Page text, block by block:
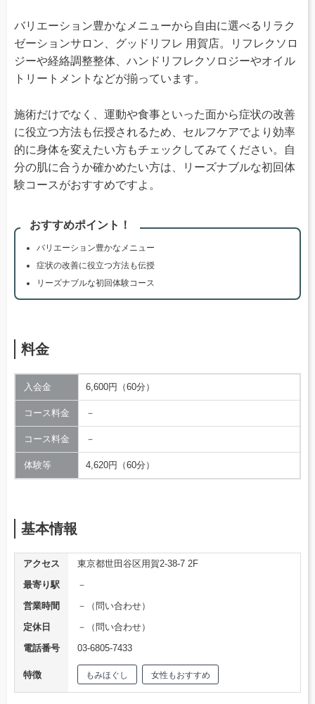
バリエーション豊かなメニューから自由に選べるリラク
ゼーションサロン、グッドリフレ 用賀店。リフレクソロ
ジーや経絡調整整体、ハンドリフレクソロジーやオイル
トリートメントなどが揃っています。
施術だけでなく、運動や食事といった面から症状の改善
に役立つ方法も伝授されるため、セルフケアでより効率
的に身体を変えたい方もチェックしてみてください。自
分の肌に合うか確かめたい方は、リーズナブルな初回体
験コースがおすすめですよ。
おすすめポイント！
バリエーション豊かなメニュー
症状の改善に役立つ方法も伝授
リーズナブルな初回体験コース
料金
入会金 6,600円（60分）
コース料金 －
コース料金 －
体験等 4,620円（60分）
基本情報
アクセス
東京都世田谷区用賀2-38-7 2F
最寄り駅
－
営業時間
－（問い合わせ）
定休日
－（問い合わせ）
電話番号
03-6805-7433
特徴 もみほぐし 女性もおすすめ